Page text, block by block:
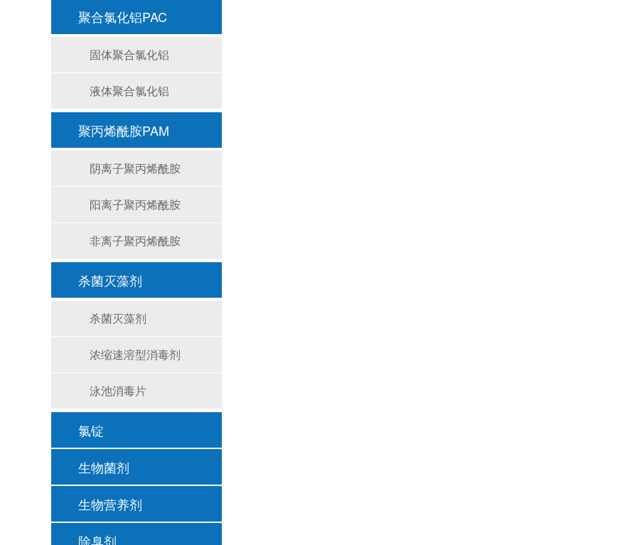
聚合氯化铝PAC
固体聚合氯化铝
液体聚合氯化铝
聚丙烯酰胺PAM
阴离子聚丙烯酰胺
阳离子聚丙烯酰胺
非离子聚丙烯酰胺
杀菌灭藻剂
杀菌灭藻剂
浓缩速溶型消毒剂
泳池消毒片
氯锭
生物菌剂
生物营养剂
除臭剂